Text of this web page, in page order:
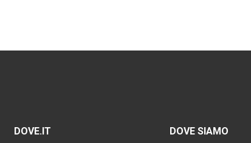
DOVE.IT
DOVE SIAMO